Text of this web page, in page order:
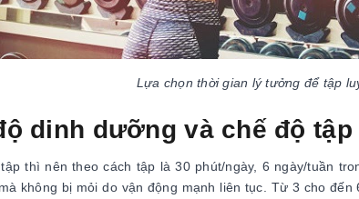
Lựa chọn thời gian lý tưởng để tập
dinh dưỡng và chế độ
thì nên theo cách tập là 30 phút/ngày, 6 ngày/tuần
không bị mỏi do vận động mạnh liên tục. Từ 3 cho